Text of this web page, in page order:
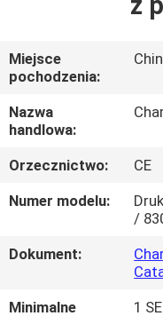
O
NAS
WYCIECZKA
FABRYCZNA
KONTROLA
Miejsce
pochodzenia:
Nazwa
handlowa:
Orzecznictwo:
CE
Numer modelu:
/
Dokument:
Minimalne
1